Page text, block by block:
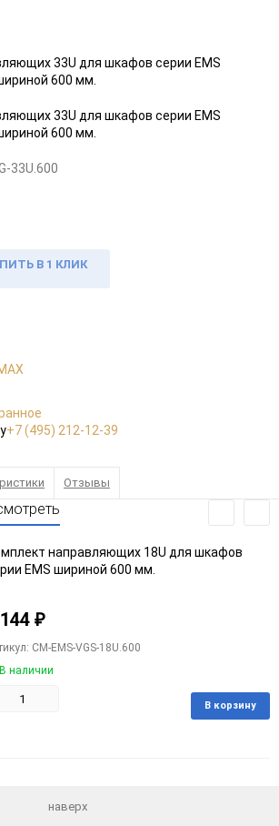
33U.600
В 1 КЛИК
+7 (495) 212-12-39
Отзывы
направляющих 18U для шкафов
EMS шириной 600 мм.
₽
CM-EMS-VGS-18U.600
В наличии
В корзину
наверх